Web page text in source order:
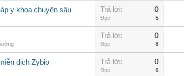
y khoa chuyên sâu Trả lời: 0
Đọc: 5
Trả lời: 0
Đọc: 8
dịch Zybio Trả lời: 0
Đọc: 6